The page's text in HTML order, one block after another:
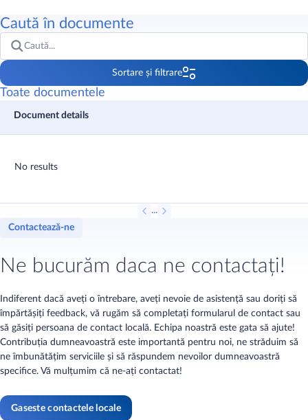
Caută în documente
Sortare și filtrare
Sortare
Produs Marcă
Toate documentele
No results
...
Contactează-ne
Ne bucurăm daca ne contactați!
Indiferent dacă aveți o întrebare, aveți nevoie de asistență sau doriți să
împărtășiți feedback, vă rugăm să completați formularul de contact sau
să găsiți persoana de contact locală. Echipa noastră este gata să ajute!
Contribuția dumneavoastră este importantă pentru noi, ne străduim să
ne îmbunătățim serviciile și să răspundem nevoilor dumneavoastră
specifice. Vă mulțumim că ne-ați contactat!
Gaseste contactele locale